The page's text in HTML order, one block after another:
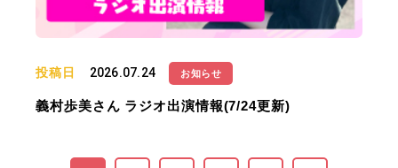
投稿日 2026.07.24 お知らせ
義村歩美さん ラジオ出演情報(7/24更新)